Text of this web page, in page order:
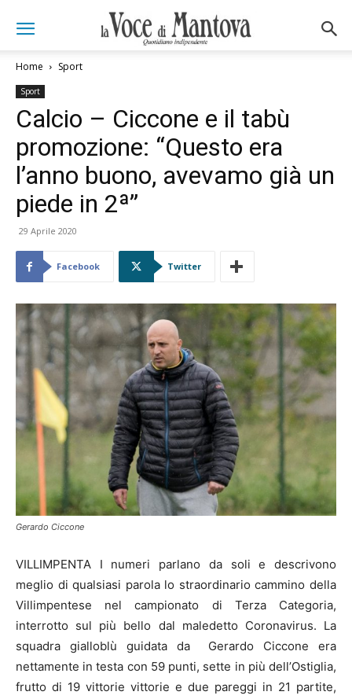
Home Sport
Sport
Calcio – Ciccone e il tabù
promozione: “Questo era
l’anno buono, avevamo già un
piede in 2ª”
29 Aprile 2020
Facebook Twitter
Gerardo Ciccone
VILLIMPENTA I numeri parlano da soli e descrivono
meglio di qualsiasi parola lo straordinario cammino della
Villimpentese nel campionato di Terza Categoria,
interrotto sul più bello dal maledetto Coronavirus. La
squadra gialloblù guidata da Gerardo Ciccone era
nettamente in testa con 59 punti, sette in più dell’Ostiglia,
frutto di 19 vittorie vittorie e due pareggi in 21 partite,